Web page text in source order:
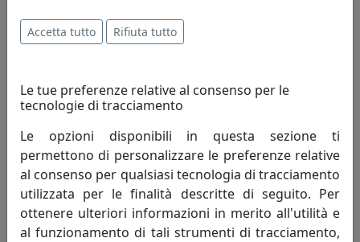
CLIO LINEA BAGNO MENSOLA ROTOLO E SCOPINO BIANCO,
CATALOGO IPLEX, CODICE I00523020O01
92,00 €
Accetta tutto Rifiuta tutto
Le tue preferenze relative al consenso per le
tecnologie di tracciamento
Le opzioni disponibili in questa sezione ti
permettono di personalizzare le preferenze relative
al consenso per qualsiasi tecnologia di tracciamento
utilizzata per le finalità descritte di seguito. Per
ottenere ulteriori informazioni in merito all'utilità e
al funzionamento di tali strumenti di tracciamento,